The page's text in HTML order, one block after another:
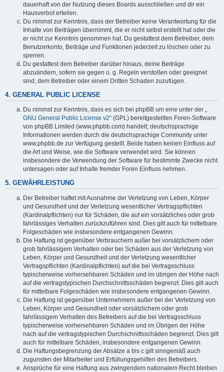
dauerhaft von der Nutzung dieses Boards ausschließen und dir ein
Hausverbot erteilen.
Du nimmst zur Kenntnis, dass der Betreiber keine Verantwortung für die
Inhalte von Beiträgen übernimmt, die er nicht selbst erstellt hat oder die
er nicht zur Kenntnis genommen hat. Du gestattest dem Betreiber, dein
Benutzerkonto, Beiträge und Funktionen jederzeit zu löschen oder zu
sperren.
Du gestattest dem Betreiber darüber hinaus, deine Beiträge
abzuändern, sofern sie gegen o. g. Regeln verstoßen oder geeignet
sind, dem Betreiber oder einem Dritten Schaden zuzufügen.
4. GENERAL PUBLIC LICENSE
Du nimmst zur Kenntnis, dass es sich bei phpBB um eine unter der „
GNU General Public License v2“ (GPL) bereitgestellten Foren-Software
von phpBB Limited (www.phpbb.com) handelt; deutschsprachige
Informationen werden durch die deutschsprachige Community unter
www.phpbb.de zur Verfügung gestellt. Beide haben keinen Einfluss auf
die Art und Weise, wie die Software verwendet wird. Sie können
insbesondere die Verwendung der Software für bestimmte Zwecke nicht
untersagen oder auf Inhalte fremder Foren Einfluss nehmen.
5. GEWÄHRLEISTUNG
Der Betreiber haftet mit Ausnahme der Verletzung von Leben, Körper
und Gesundheit und der Verletzung wesentlicher Vertragspflichten
(Kardinalpflichten) nur für Schäden, die auf ein vorsätzliches oder grob
fahrlässiges Verhalten zurückzuführen sind. Dies gilt auch für mittelbare
Folgeschäden wie insbesondere entgangenen Gewinn.
Die Haftung ist gegenüber Verbrauchern außer bei vorsätzlichem oder
grob fahrlässigem Verhalten oder bei Schäden aus der Verletzung von
Leben, Körper und Gesundheit und der Verletzung wesentlicher
Vertragspflichten (Kardinalpflichten) auf die bei Vertragsschluss
typischerweise vorhersehbaren Schäden und im übrigen der Höhe nach
auf die vertragstypischen Durchschnittsschäden begrenzt. Dies gilt auch
für mittelbare Folgeschäden wie insbesondere entgangenen Gewinn.
Die Haftung ist gegenüber Unternehmern außer bei der Verletzung von
Leben, Körper und Gesundheit oder vorsätzlichem oder grob
fahrlässigem Verhalten des Betreibers auf die bei Vertragsschluss
typischerweise vorhersehbaren Schäden und im Übrigen der Höhe
nach auf die vertragstypischen Durchschnittsschäden begrenzt. Dies gilt
auch für mittelbare Schäden, insbesondere entgangenen Gewinn.
Die Haftungsbegrenzung der Absätze a bis c gilt sinngemäß auch
zugunsten der Mitarbeiter und Erfüllungsgehilfen des Betreibers.
Ansprüche für eine Haftung aus zwingendem nationalem Recht bleiben